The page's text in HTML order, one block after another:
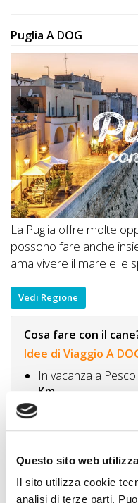
Questo sito web
Il sito utilizza cookie
analisi di terze parti.
Puglia A DOG
La Puglia offre molte
possono fare anche
ama vivere il mare e le
Vedi Regione
Cosa fare con il
Idee di Viaggio A
In vacanza a
Km
Visitare Santa
Alla scoperta di
sacre pietre del
Vivere gli eventi in